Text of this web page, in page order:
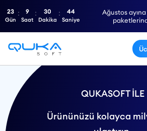
Ağustos
23
Gün
9
Saat
30
Dakika
43
Saniye
QUKASOFT İLE
Ürününüzü kolayca